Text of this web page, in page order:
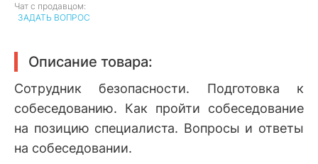
Чат с продавцом:
ЗАДАТЬ ВОПРОС
Описание товара:
Сотрудник безопасности. Подготовка к
собеседованию. Как пройти собеседование
на позицию специалиста. Вопросы и ответы
на собеседовании.